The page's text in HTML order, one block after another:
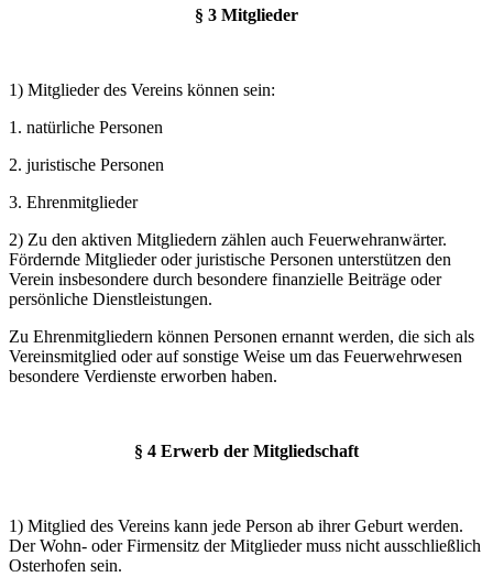
§ 3 Mitglieder
1) Mitglieder des Vereins können sein:
1. natürliche Personen
2. juristische Personen
3. Ehrenmitglieder
2) Zu den aktiven Mitgliedern zählen auch Feuerwehranwärter.
Fördernde Mitglieder oder juristische Personen unterstützen den
Verein insbesondere durch besondere finanzielle Beiträge oder
persönliche Dienstleistungen.
Zu Ehrenmitgliedern können Personen ernannt werden, die sich als
Vereinsmitglied oder auf sonstige Weise um das Feuerwehrwesen
besondere Verdienste erworben haben.
§ 4 Erwerb der Mitgliedschaft
1) Mitglied des Vereins kann jede Person ab ihrer Geburt werden.
Der Wohn- oder Firmensitz der Mitglieder muss nicht ausschließlich
Osterhofen sein.